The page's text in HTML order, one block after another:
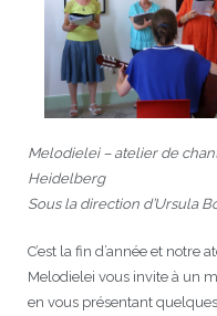
Niveaux de base
Perfectionnement
Cours thématiques
Atelier de chant
Formation
Cours enfants / ados
Cours particuliers
Stages intensifs
Centre d’examens
Inscriptions et tarifs
Tandem linguistique
Infos profs d’allemand
Matériel
Formation des
Infos pour les parents
Section Internationale
AbiBac
Cercle de lecture
Onleihe – Prêt en ligne
écolotude
Conseil de mobilité
Coaching individuel
Point info
Volontariat
Opportunités
Petites annonces
Parcourir les annonces
Rédiger une annonce
Classe@Klasse
Inscription pour les
Inscription à notre
Notre équipe
Equipe de Montpellier
Equipe de Heidelberg
Jumelage Heidelberg
50 ans en 2016
Maison de Montpellier
Plan d’accès
Partenaires
Coopérations
Réseaux franco-
Réseau d’affaires
Liens utiles
Les Mystères de
99Ballons
Melodielei – atelier de
Heidelberg
Sous la direction d’Ursula
C’est la fin d’année et notre
Melodielei vous invite à un
en vous présentant